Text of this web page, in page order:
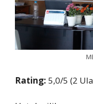
Rating: 5,0/5 (2